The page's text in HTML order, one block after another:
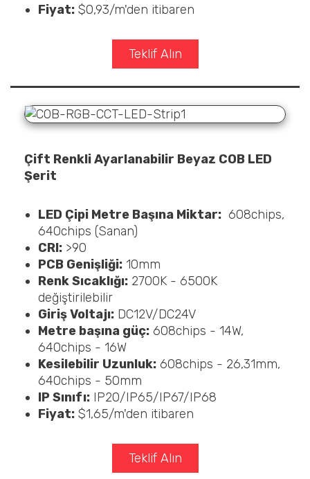
Fiyat: $0,93/m'den itibaren
Teklif Alın
Çift Renkli Ayarlanabilir Beyaz COB LED
Şerit
LED Çipi Metre Başına Miktar: 608chips,
640chips (Sanan)
CRI: >90
PCB Genişliği: 10mm
Renk Sıcaklığı: 2700K - 6500K
değiştirilebilir
Giriş Voltajı: DC12V/DC24V
Metre başına güç: 608chips - 14W,
640chips - 16W
Kesilebilir Uzunluk: 608chips - 26,31mm,
640chips - 50mm
IP Sınıfı: IP20/IP65/IP67/IP68
Fiyat: $1,65/m'den itibaren
Teklif Alın